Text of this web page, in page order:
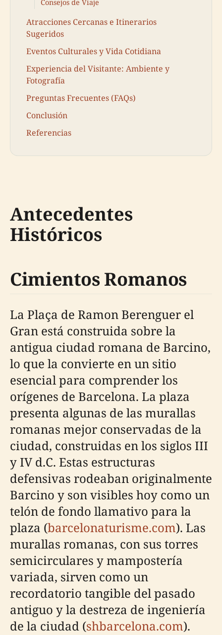
Consejos de Viaje
Atracciones Cercanas e Itinerarios
Sugeridos
Eventos Culturales y Vida Cotidiana
Experiencia del Visitante: Ambiente y
Fotografía
Preguntas Frecuentes (FAQs)
Conclusión
Referencias
Antecedentes
Históricos
Cimientos Romanos
La Plaça de Ramon Berenguer el
Gran está construida sobre la
antigua ciudad romana de Barcino,
lo que la convierte en un sitio
esencial para comprender los
orígenes de Barcelona. La plaza
presenta algunas de las murallas
romanas mejor conservadas de la
ciudad, construidas en los siglos III
y IV d.C. Estas estructuras
defensivas rodeaban originalmente
Barcino y son visibles hoy como un
telón de fondo llamativo para la
plaza (barcelonaturisme.com). Las
murallas romanas, con sus torres
semicirculares y mampostería
variada, sirven como un
recordatorio tangible del pasado
antiguo y la destreza de ingeniería
de la ciudad (shbarcelona.com).